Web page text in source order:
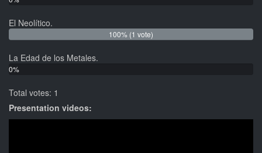
votes)
El Neolítico.
100% (1 vote)
La Edad de los Metales.
0%
votes)
Total votes: 1
Presentation videos: